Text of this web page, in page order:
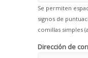
Se permiten
signos de
comillas simples
Dirección de